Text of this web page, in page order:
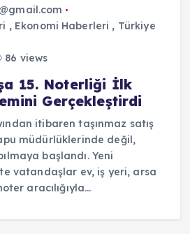
, Ekonomi Haberleri , Türkiye
86 views
15. Noterliği İlk
Gerçekleştirdi
itibaren taşınmaz satış
müdürlüklerinde değil,
başlandı. Yeni
vatandaşlar ev, iş yeri, arsa
aracılığıyla…